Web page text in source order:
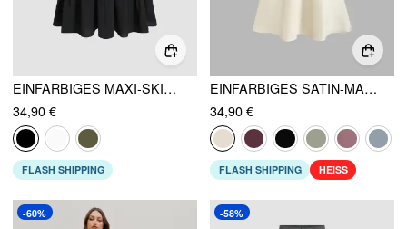
EINFARBIGES MAXI-SKIRT MIT ELASTISCHEM BUND UND GESCHICHTETEM RÜSCHENSAUM
34,90 €
FLASH SHIPPING
EINFARBIGES SATIN-MAXI-RÜFFELSCHIRT
34,90 €
FLASH SHIPPING HEISS
-60% -58%